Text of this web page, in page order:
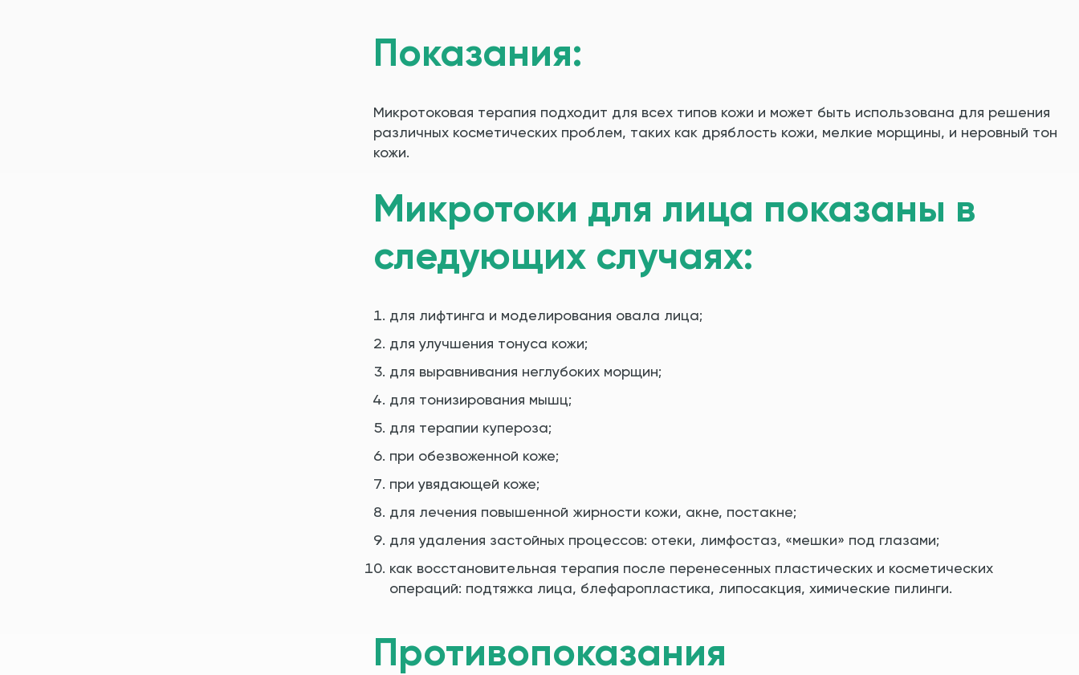
Показания:
Микротоковая терапия подходит для всех типов кожи и может быть использована для решения
различных косметических проблем, таких как дряблость кожи, мелкие морщины, и неровный тон
кожи.
Микротоки для лица показаны в
следующих случаях:
для лифтинга и моделирования овала лица;
для улучшения тонуса кожи;
для выравнивания неглубоких морщин;
для тонизирования мышц;
для терапии купероза;
при обезвоженной коже;
при увядающей коже;
для лечения повышенной жирности кожи, акне, постакне;
для удаления застойных процессов: отеки, лимфостаз, «мешки» под глазами;
как восстановительная терапия после перенесенных пластических и косметических
операций: подтяжка лица, блефаропластика, липосакция, химические пилинги.
Противопоказания